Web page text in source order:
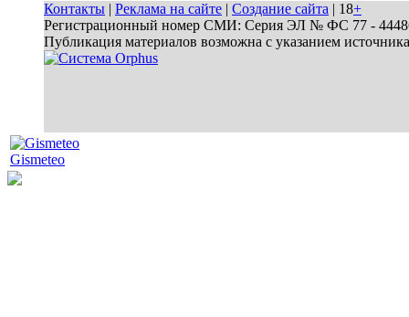
Контакты | Реклама на сайте | Создание сайта | 18+
Регистрационный номер СМИ: Серия ЭЛ № ФС 77 - 44486
Публикация материалов возможна с указанием
Gismeteo